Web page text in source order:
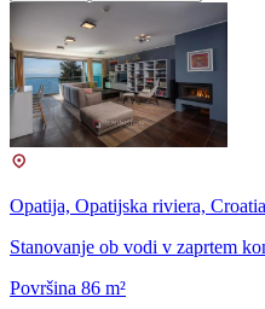
Opatija, Opatijska riviera, Croatia
Stanovanje ob vodi v zaprtem
Površina 86 m²